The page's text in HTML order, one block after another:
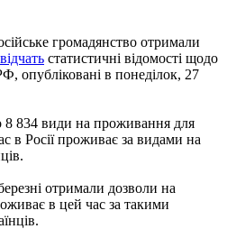
громадянство отримали
статистичні відомості щодо
опубліковані в понеділок, 27
8 834 види на проживання для
в Росії проживає за видами на
отримали дозволи на
в цей час за такими